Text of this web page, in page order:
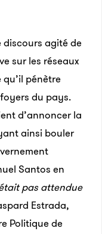
agité de
sur les réseaux
pénètre
du pays.
d’annoncer la
ainsi bouler
Santos en
pas attendue
Estrada,
Politique de